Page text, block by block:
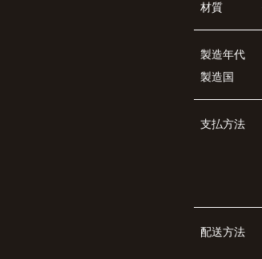
材質
製造年代
製造国
支払方法
配送方法